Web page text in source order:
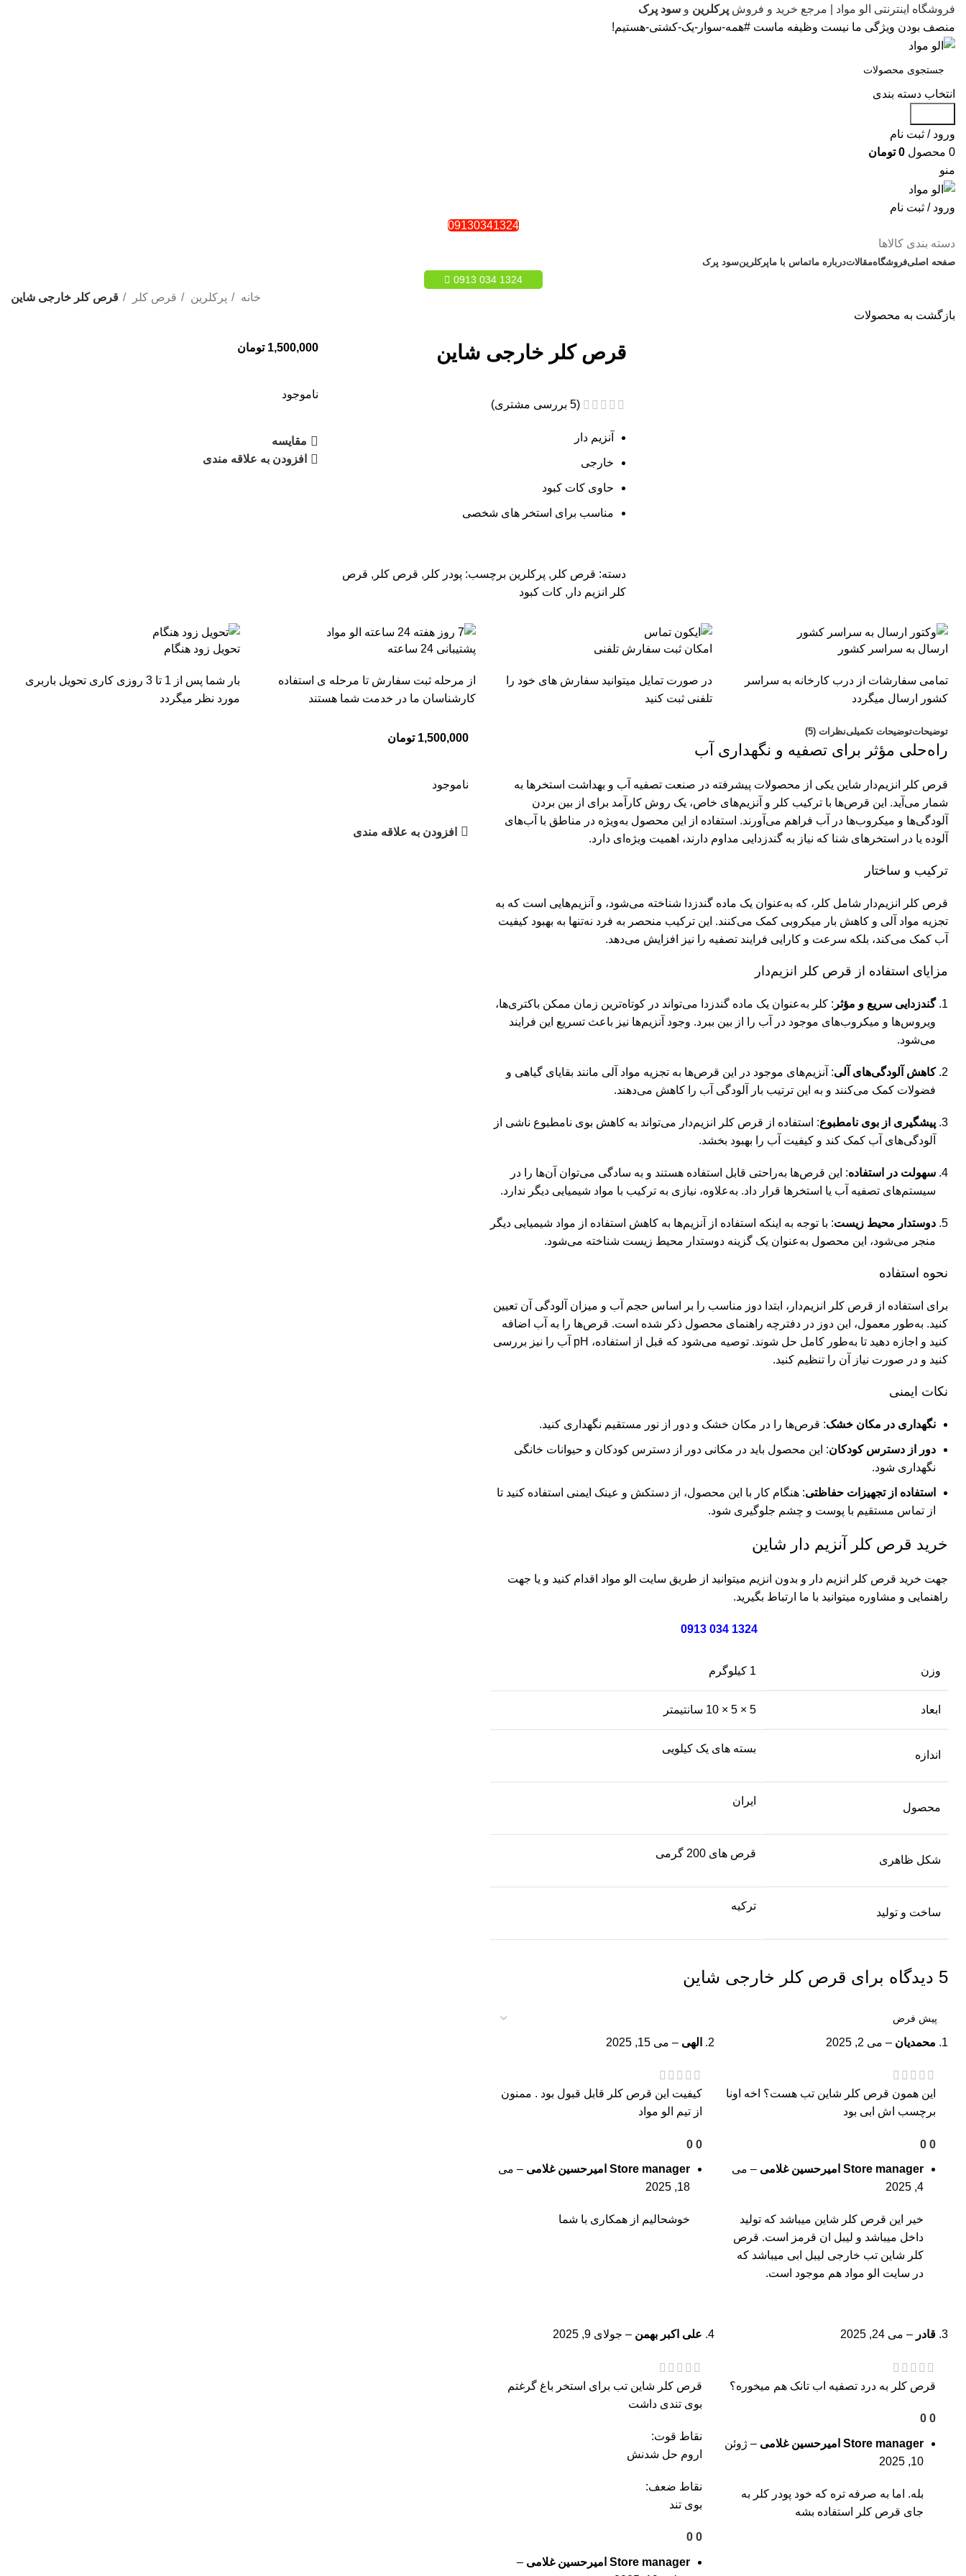
فروشگاه اینترنتی الو مواد | مرجع خرید و فروش پرکلرین و سود پرک
منصف بودن ویژگی ما نیست وظیفه ماست #همه-سوار-یک-کشتی-هستیم!
انتخاب دسته بندی
ورود / ثبت نام
0 محصول 0 تومان
منو
ورود / ثبت نام
09130341324
دسته بندی کالاها
صفحه اصلیفروشگاهمقالاتدرباره ماتماس با ماپرکلرینسود پرک
1324 034 0913
خانه پرکلرین قرص کلر
قرص کلر خارجی شاین
بازگشت به محصولات
قرص کلر خارجی شاین
(
5بررسی مشتری)
آنزیم دار
خارجی
حاوی کات کبود
مناسب برای استخر های شخصی
دسته: قرص کلر , پرکلرین برچسب: پودر کلر , قرص کلر , قرص
کلر انزیم دار , کات کبود
1,500,000 تومان
ناموجود
مقایسه
افزودن به علاقه مندی
ارسال به سراسر کشور
تمامی سفارشات از درب کارخانه به سراسر
کشور ارسال میگردد
امکان ثبت سفارش تلفنی
در صورت تمایل میتوانید سفارش های خود را
تلفنی ثبت کنید
پشتیبانی 24 ساعته
از مرحله ثبت سفارش تا مرحله ی استفاده
کارشناسان ما در خدمت شما هستند
تحویل زود هنگام
بار شما پس از 1 تا 3 روزی کاری تحویل باربری
مورد نظر میگردد
توضیحاتتوضیحات تکمیلینظرات (5)
راه‌حلی مؤثر برای تصفیه و نگهداری آب
قرص کلر انزیم‌دار شاین یکی از محصولات پیشرفته در صنعت تصفیه آب و بهداشت استخرها به
شمار می‌آید. این قرص‌ها با ترکیب کلر و آنزیم‌های خاص، یک روش کارآمد برای از بین بردن
آلودگی‌ها و میکروب‌ها در آب فراهم می‌آورند. استفاده از این محصول به‌ویژه در مناطق با آب‌های
آلوده یا در استخرهای شنا که نیاز به گندزدایی مداوم دارند، اهمیت ویژه‌ای دارد.
ترکیب و ساختار
قرص کلر انزیم‌دار شامل کلر، که به‌عنوان یک ماده گندزدا شناخته می‌شود، و آنزیم‌هایی است که به
تجزیه مواد آلی و کاهش بار میکروبی کمک می‌کنند. این ترکیب منحصر به فرد نه‌تنها به بهبود کیفیت
آب کمک می‌کند، بلکه سرعت و کارایی فرایند تصفیه را نیز افزایش می‌دهد.
مزایای استفاده از قرص کلر انزیم‌دار
گندزدایی سریع و مؤثر : کلر به‌عنوان یک ماده گندزدا می‌تواند در کوتاه‌ترین زمان ممکن باکتری‌ها،
ویروس‌ها و میکروب‌های موجود در آب را از بین ببرد. وجود آنزیم‌ها نیز باعث تسریع این فرایند
می‌شود.
کاهش آلودگی‌های آلی: آنزیم‌های موجود در این قرص‌ها به تجزیه مواد آلی مانند بقایای گیاهی و
فضولات کمک می‌کنند و به این ترتیب بار آلودگی آب را کاهش می‌دهند.
پیشگیری از بوی نامطبوع: استفاده از قرص کلر انزیم‌دار می‌تواند به کاهش بوی نامطبوع ناشی از
آلودگی‌های آب کمک کند و کیفیت آب را بهبود بخشد.
سهولت در استفاده: این قرص‌ها به‌راحتی قابل استفاده هستند و به سادگی می‌توان آن‌ها را در
سیستم‌های تصفیه آب یا استخرها قرار داد. به‌علاوه، نیازی به ترکیب با مواد شیمیایی دیگر ندارد.
دوستدار محیط زیست: با توجه به اینکه استفاده از آنزیم‌ها به کاهش استفاده از مواد شیمیایی دیگر
منجر می‌شود، این محصول به‌عنوان یک گزینه دوستدار محیط زیست شناخته می‌شود.
نحوه استفاده
برای استفاده از قرص کلر انزیم‌دار، ابتدا دوز مناسب را بر اساس حجم آب و میزان آلودگی آن تعیین
کنید. به‌طور معمول، این دوز در دفترچه راهنمای محصول ذکر شده است. قرص‌ها را به آب اضافه
کنید و اجازه دهید تا به‌طور کامل حل شوند. توصیه می‌شود که قبل از استفاده، pH آب را نیز بررسی
کنید و در صورت نیاز آن را تنظیم کنید.
نکات ایمنی
نگهداری در مکان خشک: قرص‌ها را در مکان خشک و دور از نور مستقیم نگهداری کنید.
دور از دسترس کودکان: این محصول باید در مکانی دور از دسترس کودکان و حیوانات خانگی
نگهداری شود.
استفاده از تجهیزات حفاظتی: هنگام کار با این محصول، از دستکش و عینک ایمنی استفاده کنید تا
از تماس مستقیم با پوست و چشم جلوگیری شود.
خرید قرص کلر آنزیم دار شاین
جهت خرید قرص کلر انزیم دار و بدون انزیم میتوانید از طریق سایت الو مواد اقدام کنید و یا جهت
راهنمایی و مشاوره میتوانید با ما ارتباط بگیرید.
1324 034 0913
وزن 1 کیلوگرم
ابعاد 5 × 5 × 10 سانتیمتر
اندازه
بسته های یک کیلویی
محصول
ایران
شکل ظاهری
قرص های 200 گرمی
ساخت و تولید
ترکیه
5 دیدگاه برای قرص کلر خارجی شاین
محمدیان – می 2, 2025
این همون قرص کلر شاین تب هست؟ اخه اونا
برچسب اش ابی بود
0
0
Store manager امیرحسین غلامی – می
4, 2025
خیر این قرص کلر شاین میباشد که تولید
داخل میباشد و لیبل ان قرمز است. قرص
کلر شاین تب خارجی لیبل ابی میباشد که
در سایت الو مواد هم موجود است.
الهی – می 15, 2025
کیفیت این قرص کلر قابل قبول بود . ممنون
از تیم الو مواد
0
0
Store manager امیرحسین غلامی – می
18, 2025
خوشحالیم از همکاری با شما
قادر – می 24, 2025
قرص کلر به درد تصفیه اب تانک هم میخوره؟
0
0
Store manager امیرحسین غلامی – ژوئن
10, 2025
بله. اما به صرفه تره که خود پودر کلر به
جای قرص کلر استفاده بشه
علی اکبر بهمن – جولای 9, 2025
قرص کلر شاین تب برای استخر باغ گرغتم
بوی تندی داشت
نقاط قوت:
اروم حل شدنش
نقاط ضعف:
بوی تند
0
0
Store manager امیرحسین غلامی –
1,500,000 تومان
ناموجود
افزودن به علاقه مندی